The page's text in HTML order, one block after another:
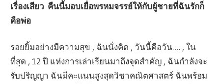
เรื่องเสียว คืนนี้มอบเยื่อพรหมจรรย์ให้กับผู้ชายที่ฉันรักก็
คือพ่อ
รอยยิ้มอย่างมีความสุข , ฉันนั่งคิด , วันนี้คือวัน…. , ใน
ที่สุด , 12 ปี แห่งการเล่าเรียนมาถึงจุดสำคัญ , ฉันกำลังจะ
รับปริญญา ฉันมีคะแนนสูงสุดวิชาคณิตศาสตร์ ฉันพร้อม